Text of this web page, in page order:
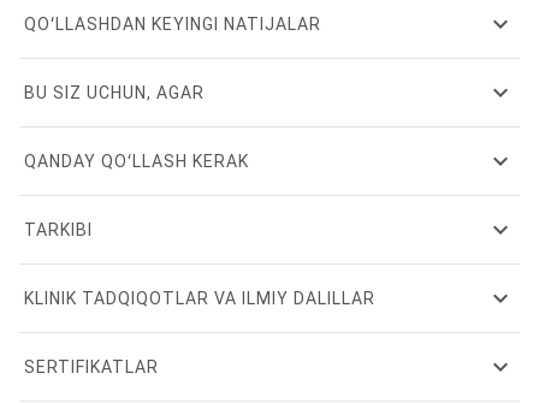
QOʻLLASHDAN KEYINGI NATIJALAR expand_more
BU SIZ UCHUN, AGAR expand_more
QANDAY QOʻLLASH KERAK expand_more
TARKIBI expand_more
KLINIK TADQIQOTLAR VA ILMIY DALILLAR expand_more
SERTIFIKATLAR expand_more